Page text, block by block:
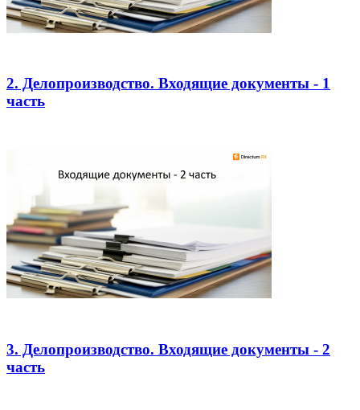
2. Делопроизводство. Входящие документы - 1
часть
3. Делопроизводство. Входящие документы - 2
часть